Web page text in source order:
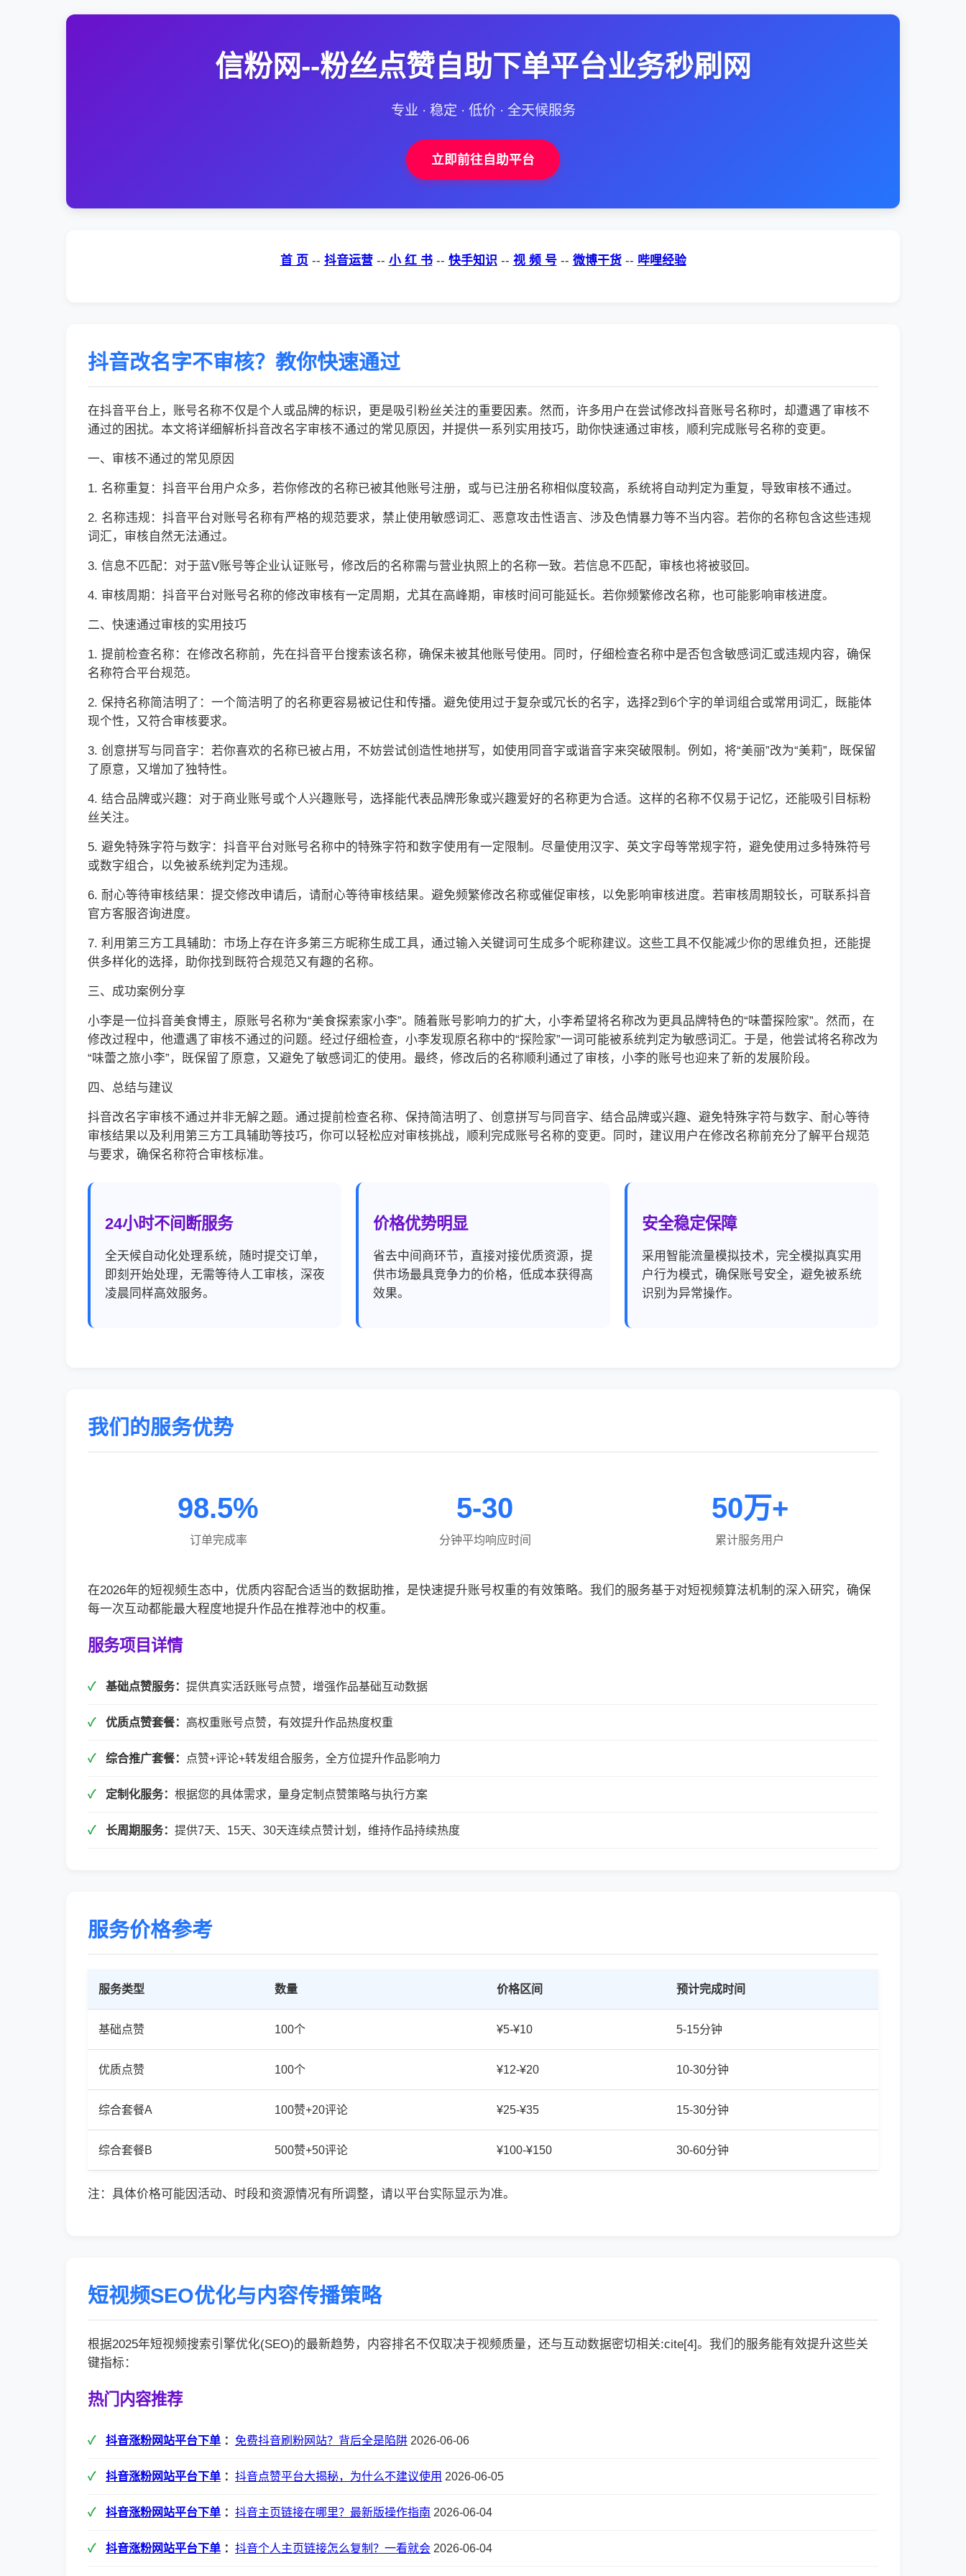
信粉网--粉丝点赞自助下单平台业务秒刷网
专业 · 稳定 · 低价 · 全天候服务
立即前往自助平台
首 页 -- 抖音运营 -- 小 红 书 -- 快手知识 -- 视 频 号 -- 微博干货 -- 哔哩经验
抖音改名字不审核？教你快速通过
在抖音平台上，账号名称不仅是个人或品牌的标识，更是吸引粉丝关注的重要因素。然而，许多用户在尝试修改抖音账号名称时，却遭遇了审核不
通过的困扰。本文将详细解析抖音改名字审核不通过的常见原因，并提供一系列实用技巧，助你快速通过审核，顺利完成账号名称的变更。
一、审核不通过的常见原因
1. 名称重复：抖音平台用户众多，若你修改的名称已被其他账号注册，或与已注册名称相似度较高，系统将自动判定为重复，导致审核不通过。
2. 名称违规：抖音平台对账号名称有严格的规范要求，禁止使用敏感词汇、恶意攻击性语言、涉及色情暴力等不当内容。若你的名称包含这些违规
词汇，审核自然无法通过。
3. 信息不匹配：对于蓝V账号等企业认证账号，修改后的名称需与营业执照上的名称一致。若信息不匹配，审核也将被驳回。
4. 审核周期：抖音平台对账号名称的修改审核有一定周期，尤其在高峰期，审核时间可能延长。若你频繁修改名称，也可能影响审核进度。
二、快速通过审核的实用技巧
1. 提前检查名称：在修改名称前，先在抖音平台搜索该名称，确保未被其他账号使用。同时，仔细检查名称中是否包含敏感词汇或违规内容，确保
名称符合平台规范。
2. 保持名称简洁明了：一个简洁明了的名称更容易被记住和传播。避免使用过于复杂或冗长的名字，选择2到6个字的单词组合或常用词汇，既能体
现个性，又符合审核要求。
3. 创意拼写与同音字：若你喜欢的名称已被占用，不妨尝试创造性地拼写，如使用同音字或谐音字来突破限制。例如，将“美丽”改为“美莉”，既保留
了原意，又增加了独特性。
4. 结合品牌或兴趣：对于商业账号或个人兴趣账号，选择能代表品牌形象或兴趣爱好的名称更为合适。这样的名称不仅易于记忆，还能吸引目标粉
丝关注。
5. 避免特殊字符与数字：抖音平台对账号名称中的特殊字符和数字使用有一定限制。尽量使用汉字、英文字母等常规字符，避免使用过多特殊符号
或数字组合，以免被系统判定为违规。
6. 耐心等待审核结果：提交修改申请后，请耐心等待审核结果。避免频繁修改名称或催促审核，以免影响审核进度。若审核周期较长，可联系抖音
官方客服咨询进度。
7. 利用第三方工具辅助：市场上存在许多第三方昵称生成工具，通过输入关键词可生成多个昵称建议。这些工具不仅能减少你的思维负担，还能提
供多样化的选择，助你找到既符合规范又有趣的名称。
三、成功案例分享
小李是一位抖音美食博主，原账号名称为“美食探索家小李”。随着账号影响力的扩大，小李希望将名称改为更具品牌特色的“味蕾探险家”。然而，在
修改过程中，他遭遇了审核不通过的问题。经过仔细检查，小李发现原名称中的“探险家”一词可能被系统判定为敏感词汇。于是，他尝试将名称改为
“味蕾之旅小李”，既保留了原意，又避免了敏感词汇的使用。最终，修改后的名称顺利通过了审核，小李的账号也迎来了新的发展阶段。
四、总结与建议
抖音改名字审核不通过并非无解之题。通过提前检查名称、保持简洁明了、创意拼写与同音字、结合品牌或兴趣、避免特殊字符与数字、耐心等待
审核结果以及利用第三方工具辅助等技巧，你可以轻松应对审核挑战，顺利完成账号名称的变更。同时，建议用户在修改名称前充分了解平台规范
与要求，确保名称符合审核标准。
24小时不间断服务
全天候自动化处理系统，随时提交订单，
即刻开始处理，无需等待人工审核，深夜
凌晨同样高效服务。
价格优势明显
省去中间商环节，直接对接优质资源，提
供市场最具竞争力的价格，低成本获得高
效果。
安全稳定保障
采用智能流量模拟技术，完全模拟真实用
户行为模式，确保账号安全，避免被系统
识别为异常操作。
我们的服务优势
98.5%
订单完成率
5-30
分钟平均响应时间
50万+
累计服务用户
在2026年的短视频生态中，优质内容配合适当的数据助推，是快速提升账号权重的有效策略。我们的服务基于对短视频算法机制的深入研究，确保
每一次互动都能最大程度地提升作品在推荐池中的权重。
服务项目详情
基础点赞服务： 提供真实活跃账号点赞，增强作品基础互动数据
优质点赞套餐： 高权重账号点赞，有效提升作品热度权重
综合推广套餐： 点赞+评论+转发组合服务，全方位提升作品影响力
定制化服务： 根据您的具体需求，量身定制点赞策略与执行方案
长周期服务： 提供7天、15天、30天连续点赞计划，维持作品持续热度
服务价格参考
服务类型 数量 价格区间 预计完成时间
基础点赞 100个 ¥5-¥10 5-15分钟
优质点赞 100个 ¥12-¥20 10-30分钟
综合套餐A 100赞+20评论 ¥25-¥35 15-30分钟
综合套餐B 500赞+50评论 ¥100-¥150 30-60分钟
注：具体价格可能因活动、时段和资源情况有所调整，请以平台实际显示为准。
短视频SEO优化与内容传播策略
根据2025年短视频搜索引擎优化(SEO)的最新趋势，内容排名不仅取决于视频质量，还与互动数据密切相关:cite[4]。我们的服务能有效提升这些关
键指标：
热门内容推荐
抖音涨粉网站平台下单 ： 免费抖音刷粉网站？背后全是陷阱 2026-06-06
抖音涨粉网站平台下单 ： 抖音点赞平台大揭秘，为什么不建议使用 2026-06-05
抖音涨粉网站平台下单 ： 抖音主页链接在哪里？最新版操作指南 2026-06-04
抖音涨粉网站平台下单 ： 抖音个人主页链接怎么复制？一看就会 2026-06-04